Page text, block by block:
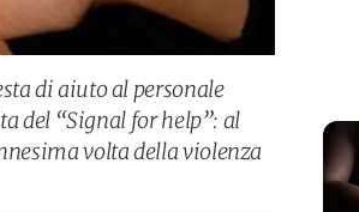
di aiuto al personale
del “Signal for help”: al
volta della violenza